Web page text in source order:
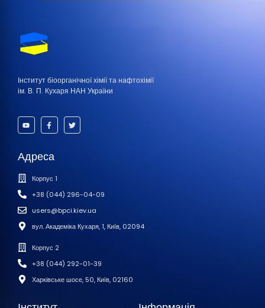
Інститут біоорганічної хімії та нафтохімії
ім. В. П. Кухаря НАН України
Адреса
Корпус 1
+38 (044) 296-04-09
users@bpci.kiev.ua
вул. Академіка Кухаря, 1, Київ, 02094
Корпус 2
+38 (044) 292-01-39
Харківське шосе, 50, Київ, 02160